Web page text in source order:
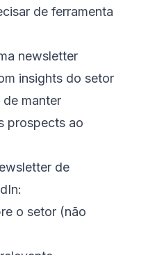
de ferramenta
newsletter
insights do setor
manter
prospects ao
de
o setor (não